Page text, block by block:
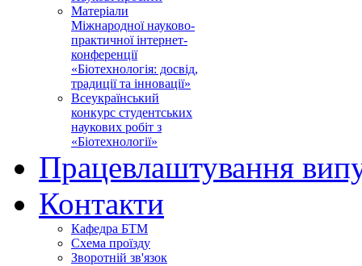
Матеріали
Міжнародної науково-
практичної інтернет-
конференції
«Біотехнологія: досвід,
традиції та інновації»
Всеукраїнський
конкурс студентських
наукових робіт з
«Біотехнології»
Працевлаштування
Контакти
Кафедра БТМ
Схема проїзду
Зворотній зв'язок